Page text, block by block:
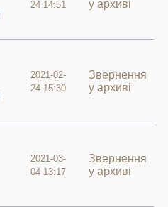
24 14:51
у архиві
2021-02-
24 15:30
Звернення
у архиві
2021-03-
04 13:17
Звернення
у архиві